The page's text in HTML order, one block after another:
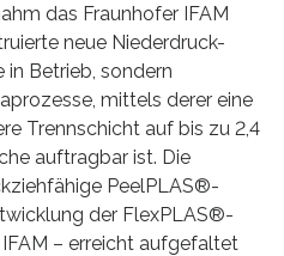
das Fraunhofer IFAM
neue Niederdruck-
Betrieb, sondern
mittels derer eine
Trennschicht auf bis zu 2,4
auftragbar ist. Die
PeelPLAS®-
der FlexPLAS®-
– erreicht aufgefaltet